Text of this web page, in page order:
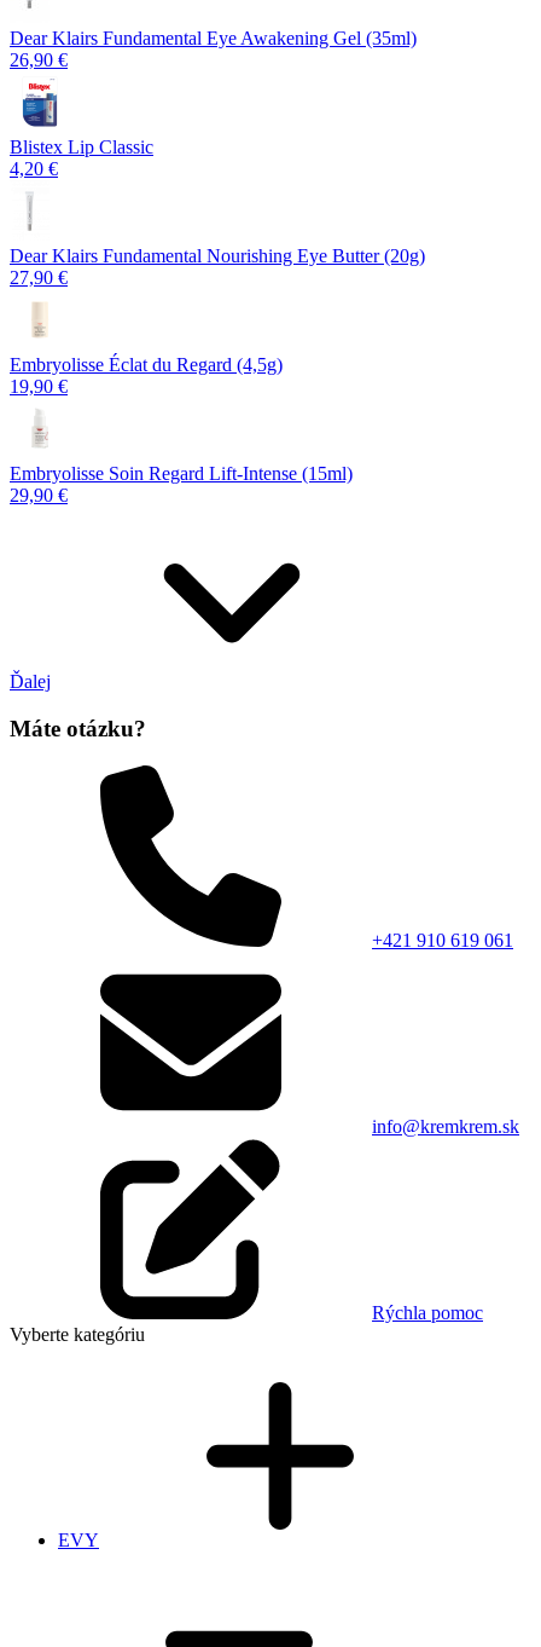
Dear Klairs Fundamental Eye Awakening Gel (35ml)
26,90 €
Blistex Lip Classic
4,20 €
Dear Klairs Fundamental Nourishing Eye Butter (20g)
27,90 €
Embryolisse Éclat du Regard (4,5g)
19,90 €
Embryolisse Soin Regard Lift-Intense (15ml)
29,90 €
Ďalej
Máte otázku?
+421 910 619 061
info@kremkrem.sk
Rýchla pomoc
Vyberte kategóriu
EVY